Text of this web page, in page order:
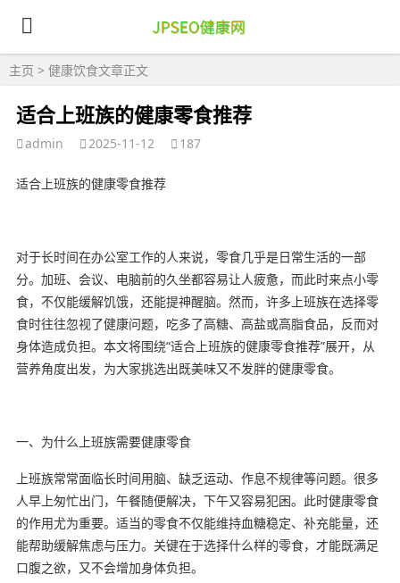
主页 > 健康饮食文章正文
适合上班族的健康零食推荐
admin 2025-11-12 187
适合上班族的健康零食推荐
对于长时间在办公室工作的人来说，零食几乎是日常生活的一部
分。加班、会议、电脑前的久坐都容易让人疲惫，而此时来点小零
食，不仅能缓解饥饿，还能提神醒脑。然而，许多上班族在选择零
食时往往忽视了健康问题，吃多了高糖、高盐或高脂食品，反而对
身体造成负担。本文将围绕“适合上班族的健康零食推荐”展开，从
营养角度出发，为大家挑选出既美味又不发胖的健康零食。
一、为什么上班族需要健康零食
上班族常常面临长时间用脑、缺乏运动、作息不规律等问题。很多
人早上匆忙出门，午餐随便解决，下午又容易犯困。此时健康零食
的作用尤为重要。适当的零食不仅能维持血糖稳定、补充能量，还
能帮助缓解焦虑与压力。关键在于选择什么样的零食，才能既满足
口腹之欲，又不会增加身体负担。